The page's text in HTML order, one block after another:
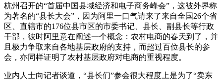
杭州召开的“首届中国县域经济和电子商务峰会”，这被外界称
为著名的“县长大会”，因为阿里一口气请来了来自全国26个省
区、直辖市的176位县市区的市委书记、县长、副县长等行政
干部，彼时阿里意在阐述一个概念：农村电商的春天到了，并
且极力争取来自各地基层政府的支持，而超过百位县长的参
会，亦同样证明了农村基层政府对电商的重视程度。
业内人士向记者谈道，“县长们”参会很大程度上是为了“卖东